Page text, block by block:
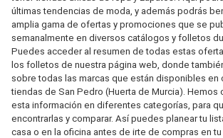
últimas tendencias de moda, y además podrás
amplia gama de ofertas y promociones que se
semanalmente en diversos catálogos y folletos
Puedes acceder al resumen de todas estas
los folletos de nuestra página web, donde
sobre todas las marcas que están disponibles en
tiendas de San Pedro (Huerta de Murcia). Hemos
esta información en diferentes categorías, para
encontrarlas y comparar. Así puedes planear tu
casa o en la oficina antes de irte de compras en